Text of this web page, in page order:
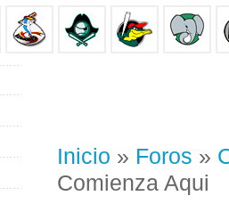
Inicio » Foros »
Comienza Aqui